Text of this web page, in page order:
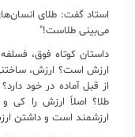
استاد گفت: طلای
می‌بینی طلاست!"
داستان کوتاه فوق،
ارزش است؟ ارزش،
از قبل آماده در خود
طلا؟ اصلاً ارزش را
ارزشمند است و داشتن